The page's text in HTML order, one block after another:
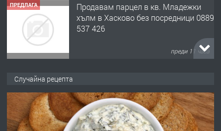
ПРЕДЛАГА
Продавам парцел в кв. Младежки
хълм в Хасково без посредници 0889
537 426
преди 11 часа
преди 11 часа
Случайна рецепта